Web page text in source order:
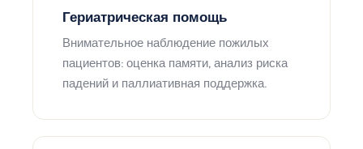
Гериатрическая помощь
Внимательное наблюдение пожилых
пациентов: оценка памяти, анализ риска
падений и паллиативная поддержка.